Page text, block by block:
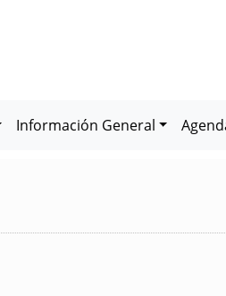
Información General